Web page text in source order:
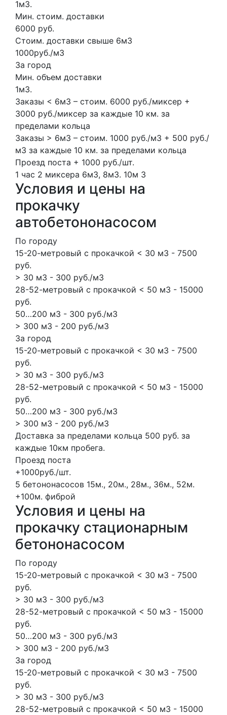
1м3.
Мин. стоим. доставки
6000 руб.
Стоим. доставки свыше 6м3
1000руб./м3
За город
Мин. объем доставки
1м3.
Заказы < 6м3 – стоим. 6000 руб./миксер +
3000 руб./миксер за каждые 10 км. за
пределами кольца
Заказы > 6м3 – стоим. 1000 руб./м3 + 500 руб./
м3 за каждые 10 км. за пределами кольца
Проезд поста + 1000 руб./шт.
1 час 2 миксера 6м3, 8м3. 10м 3
Условия и цены на
прокачку
автобетононасосом
По городу
15-20-метровый с прокачкой < 30 м3 - 7500
руб.
> 30 м3 - 300 руб./м3
28-52-метровый с прокачкой < 50 м3 - 15000
руб.
50…200 м3 - 300 руб./м3
> 300 м3 - 200 руб./м3
За город
15-20-метровый с прокачкой < 30 м3 - 7500
руб.
> 30 м3 - 300 руб./м3
28-52-метровый с прокачкой < 50 м3 - 15000
руб.
50…200 м3 - 300 руб./м3
> 300 м3 - 200 руб./м3
Доставка за пределами кольца 500 руб. за
каждые 10км пробега.
Проезд поста
+1000руб./шт.
5 бетононасосов 15м., 20м., 28м., 36м., 52м.
+100м. фиброй
Условия и цены на
прокачку стационарным
бетононасосом
По городу
15-20-метровый с прокачкой < 30 м3 - 7500
руб.
> 30 м3 - 300 руб./м3
28-52-метровый с прокачкой < 50 м3 - 15000
руб.
50…200 м3 - 300 руб./м3
> 300 м3 - 200 руб./м3
За город
15-20-метровый с прокачкой < 30 м3 - 7500
руб.
> 30 м3 - 300 руб./м3
28-52-метровый с прокачкой < 50 м3 - 15000